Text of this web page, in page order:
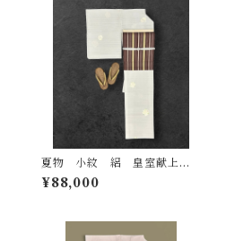
夏物 小紋 絽 皇室献上絹
江口機業（株） 証紙 反端付
き 絹鼠色の地 銀彩 四季
¥88,000